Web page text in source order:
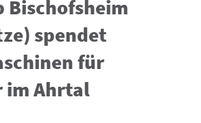
Bischofsheim
spendet
für
im Ahrtal